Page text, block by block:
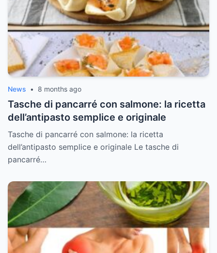
News • 8 months ago
Tasche di pancarré con salmone: la ricetta
dell’antipasto semplice e originale
Tasche di pancarré con salmone: la ricetta
dell’antipasto semplice e originale Le tasche di
pancarré…